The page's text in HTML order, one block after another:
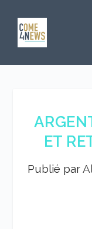
ET
Publié par